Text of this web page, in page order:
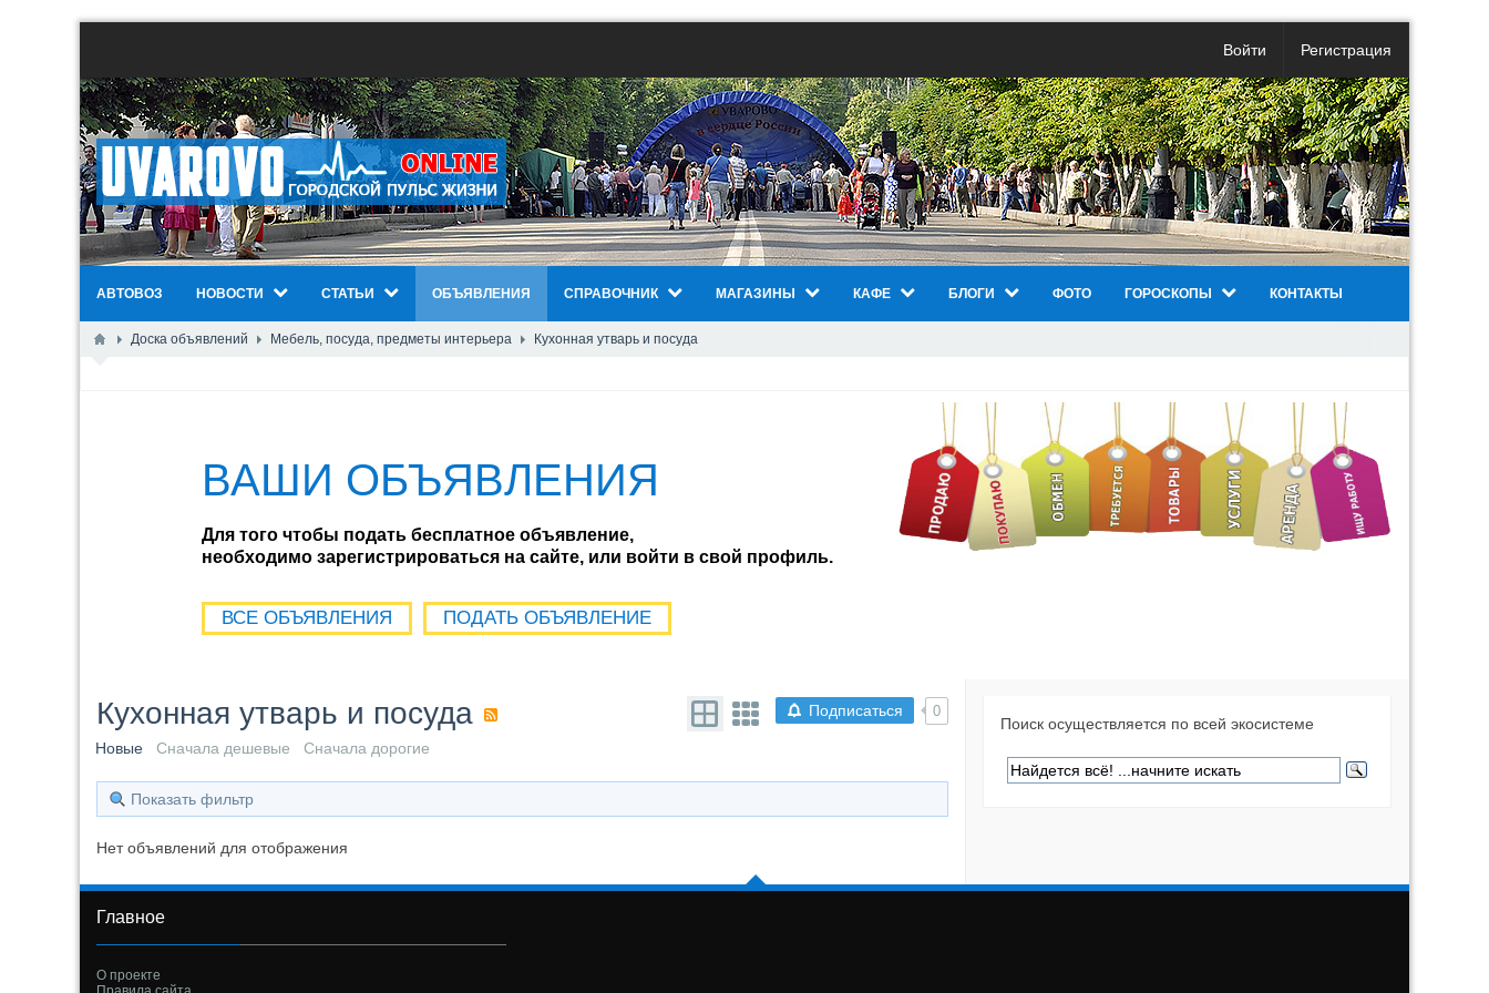
Войти Регистрация
АВТОВОЗ НОВОСТИ СТАТЬИ ОБЪЯВЛЕНИЯ СПРАВОЧНИК МАГАЗИНЫ КАФЕ БЛОГИ ФОТО ГОРОСКОПЫ КОНТАКТЫ
Доска объявлений Мебель, посуда, предметы интерьера Кухонная утварь и посуда
ВАШИ ОБЪЯВЛЕНИЯ
Для того чтобы подать бесплатное объявление,
необходимо зарегистрироваться на сайте, или войти в свой профиль.
ВСЕ ОБЪЯВЛЕНИЯ ПОДАТЬ ОБЪЯВЛЕНИЕ
Подписаться 0
Кухонная утварь и посуда
Новые Сначала дешевые Сначала дорогие
Показать фильтр
Нет объявлений для отображения
Поиск осуществляется по всей экосистеме
Главное
О проекте